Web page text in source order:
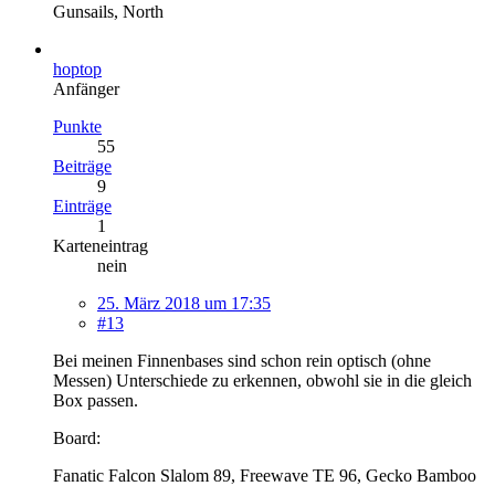
Gunsails, North
hoptop
Anfänger
Punkte
55
Beiträge
9
Einträge
1
Karteneintrag
nein
25. März 2018 um 17:35
#13
Bei meinen Finnenbases sind schon rein optisch (ohne
Messen) Unterschiede zu erkennen, obwohl sie in die gleich
Box passen.
Board:
Fanatic Falcon Slalom 89, Freewave TE 96, Gecko Bamboo